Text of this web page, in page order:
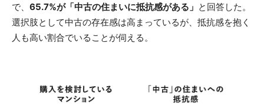
で、 65.7%が「中古の住まいに抵抗感がある」 と回答した。
選択肢として中古の存在感は高まっているが、抵抗感を抱く
人も高い割合でいることが伺える。